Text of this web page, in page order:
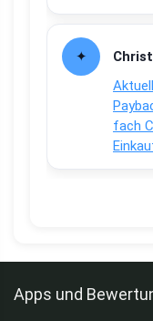
fach
Apps und